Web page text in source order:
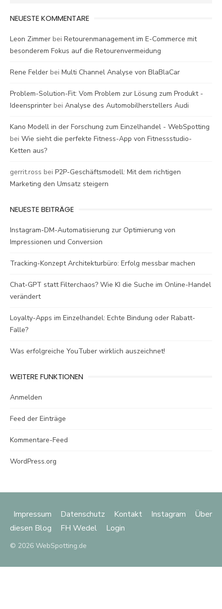
NEUESTE KOMMENTARE
Leon Zimmer bei Retourenmanagement im E-Commerce mit
besonderem Fokus auf die Retourenvermeidung
Rene Felder bei Multi Channel Analyse von BlaBlaCar
Problem-Solution-Fit: Vom Problem zur Lösung zum Produkt -
Ideensprinter bei Analyse des Automobilherstellers Audi
Kano Modell in der Forschung zum Einzelhandel - WebSpotting
bei Wie sieht die perfekte Fitness-App von Fitnessstudio-
Ketten aus?
gerrit.ross bei P2P-Geschäftsmodell: Mit dem richtigen
Marketing den Umsatz steigern
NEUESTE BEITRÄGE
Instagram-DM-Automatisierung zur Optimierung von
Impressionen und Conversion
Tracking-Konzept Architekturbüro: Erfolg messbar machen
Chat-GPT statt Filterchaos? Wie KI die Suche im Online-Handel
verändert
Loyalty-Apps im Einzelhandel: Echte Bindung oder Rabatt-
Falle?
Was erfolgreiche YouTuber wirklich auszeichnet!
WEITERE FUNKTIONEN
Anmelden
Feed der Einträge
Kommentare-Feed
WordPress.org
Impressum Datenschutz Kontakt Instagram
Über
diesen Blog
FH Wedel Login
© 2026 WebSpotting.de